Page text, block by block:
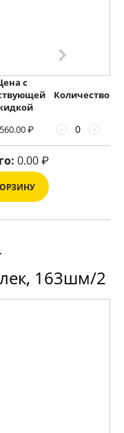
с
Количество
₽ +
−
0.00₽
163шм/2